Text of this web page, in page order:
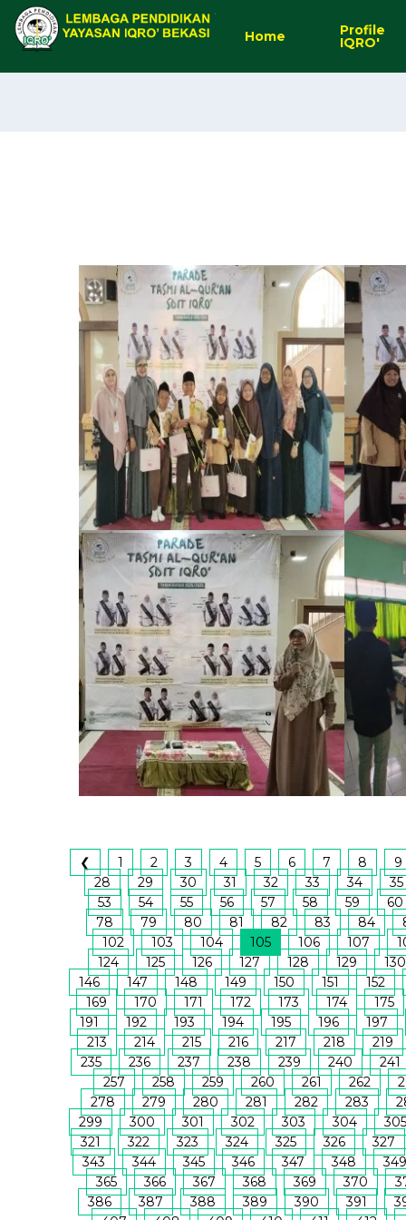
Home Profile
IQRO'
❮ 1 2 3 4 5 6 7 8
9
28
29 30 31 32 33 34
35
53
54 55 56 57 58 59
60
78
79 80 81 82 83 84
102
103 104 105 106 107
124
125 126 127 128 129
130
146
147 148 149 150 151
152
169
170 171 172 173 174
175
191
192 193 194 195 196
197
213
214 215 216 217 218
219
235
236 237 238 239 240
241
257
258 259 260 261 262
278
279 280 281 282 283
299
300 301 302 303 304
305
321
322 323 324 325 326
327
343
344 345 346 347 348
349
365
366 367 368 369 370
386
387 388 389 390 391